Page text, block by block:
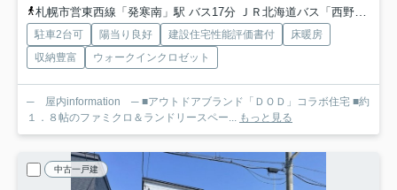
札幌市営東西線「発寒南」駅 バス17分 ＪＲ北海道バス「西野第二」 停歩4分
駐車2台可 陽当り良好 建設住宅性能評価書付
床暖房
収納豊富
ウォークインクロゼット
─ 屋内information ─ ■アウトドアブランド「ＤＯＤ」コラボ住宅 ■約
１．８帖のファミクロ＆ランドリースペー...
もっと見る
中古一戸建